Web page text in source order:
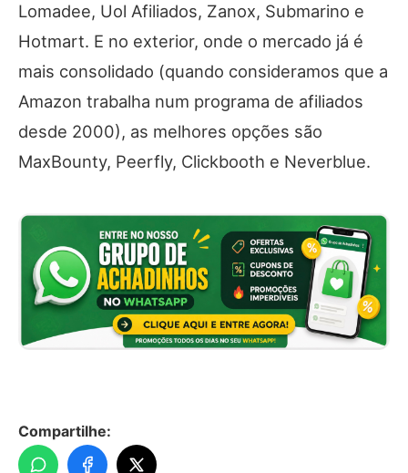
Lomadee, Uol Afiliados, Zanox, Submarino e
Hotmart. E no exterior, onde o mercado já é
mais consolidado (quando consideramos que a
Amazon trabalha num programa de afiliados
desde 2000), as melhores opções são
MaxBounty, Peerfly, Clickbooth e Neverblue.
Compartilhe: